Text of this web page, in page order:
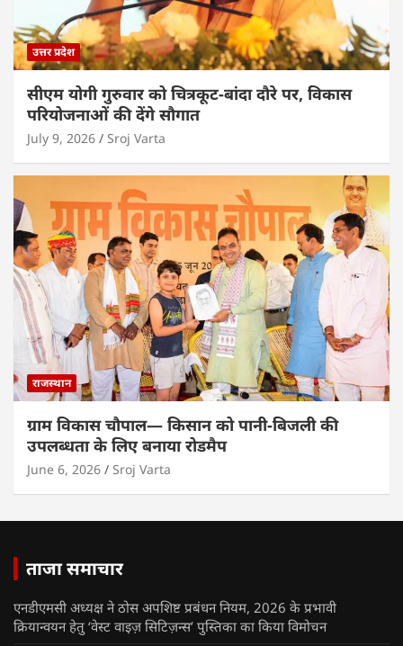
उत्तर प्रदेश
सीएम योगी गुरुवार को चित्रकूट-बांदा दौरे पर, विकास
परियोजनाओं की देंगे सौगात
July 9, 2026 Sroj Varta
राजस्थान
ग्राम विकास चौपाल— किसान को पानी-बिजली की
उपलब्धता के लिए बनाया रोडमैप
June 6, 2026 Sroj Varta
ताजा समाचार
एनडीएमसी अध्यक्ष ने ठोस अपशिष्ट प्रबंधन नियम, 2026 के प्रभावी
क्रियान्वयन हेतु ‘वेस्ट वाइज़ सिटिज़न्स’ पुस्तिका का किया विमोचन